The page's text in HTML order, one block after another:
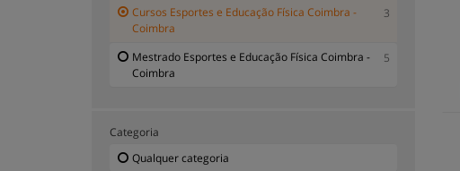
Cursos Esportes e Educação Física Coimbra -
Coimbra
3
Mestrado Esportes e Educação Física Coimbra -
Coimbra
5
Categoria
Qualquer categoria